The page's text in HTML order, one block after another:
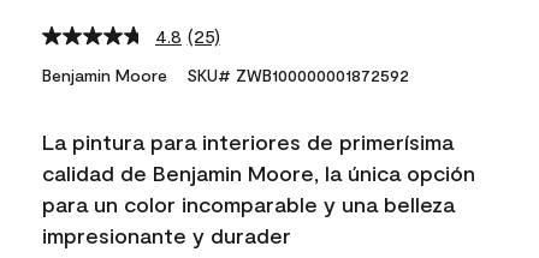
4.8 Read
25
Reviews.
link.
(25)
Benjamin Moore SKU# ZWB100000001872592
La pintura para interiores de primerísima
calidad de Benjamin Moore, la única opción
para un color incomparable y una belleza
impresionante y durader